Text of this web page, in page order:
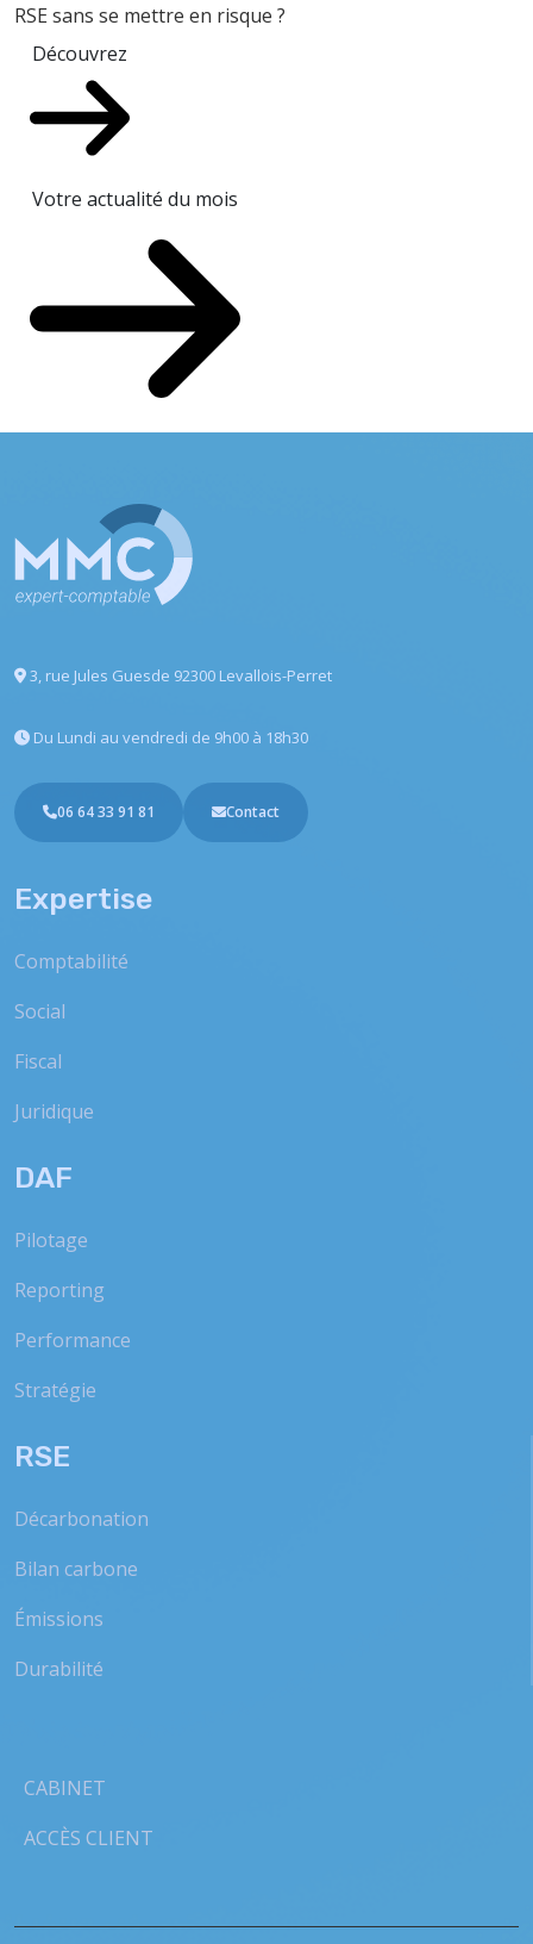
RSE sans se mettre en risque ?
Découvrez
Votre actualité du mois
3, rue Jules Guesde 92300 Levallois-Perret
Du Lundi au vendredi de 9h00 à 18h30
06 64 33 91 81 Contact
Expertise
Comptabilité
Social
Fiscal
Juridique
DAF
Pilotage
Reporting
Performance
Stratégie
RSE
Décarbonation
Bilan carbone
Émissions
Durabilité
CABINET
ACCÈS CLIENT